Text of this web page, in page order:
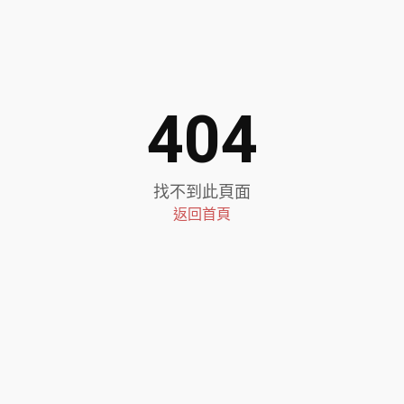
404
找不到此頁面
返回首頁